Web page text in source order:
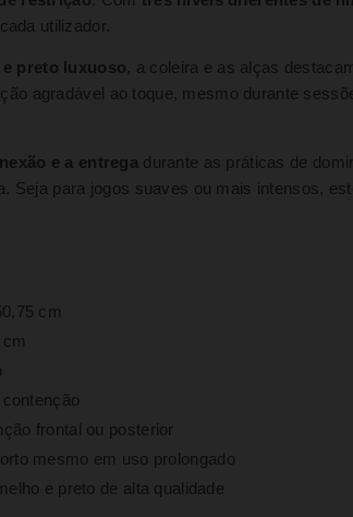
utilizador.
e preto luxuoso, a coleira e as alças
agradável ao toque, mesmo durante
e a entrega durante as práticas de
Seja para jogos suaves ou mais intensos,
cm
cm
frontal ou posterior
mesmo em uso prolongado
e preto de alta qualidade